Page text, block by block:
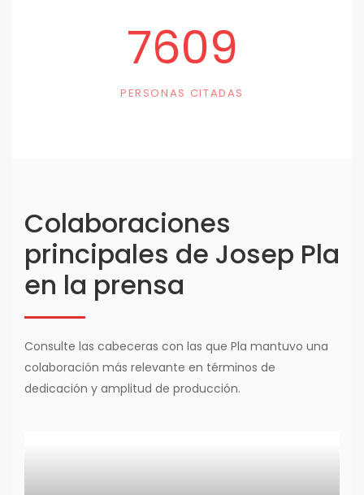
7609
PERSONAS CITADAS
Colaboraciones
principales de Josep Pla
en la prensa
Consulte las cabeceras con las que Pla mantuvo una
colaboración más relevante en términos de
dedicación y amplitud de producción.